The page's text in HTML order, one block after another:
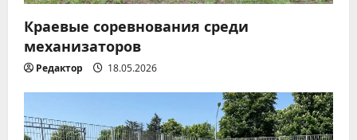
а
п
и
с
Краевые соревнования среди
механизаторов
Редактор 18.05.2026